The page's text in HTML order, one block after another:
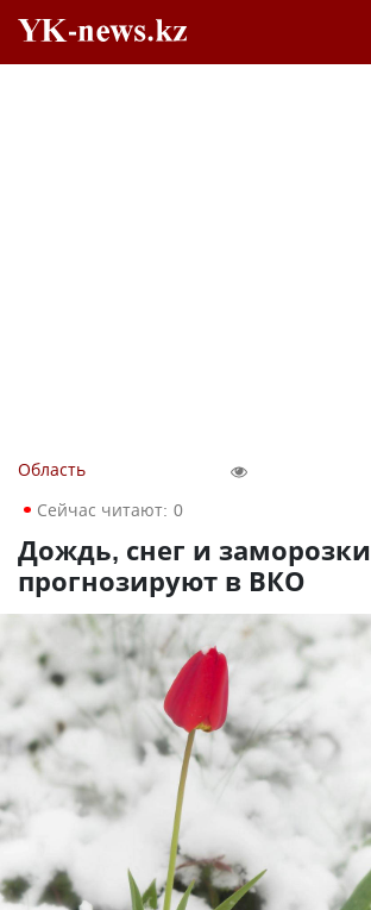
Область
Сейчас читают: 0
Дождь, снег и заморозки
прогнозируют в ВКО